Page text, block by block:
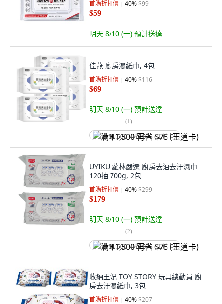
首購折扣價 40%$99
$59
明天 8/10 (一) 預計送達
佳燕 廚房濕紙巾, 4包
首購折扣價 40%$116
$69
明天 8/10 (一) 預計送達
(1)
满 $1,500 再省 $75 (王道卡)
UYIKU 蘿林嚴選 廚房去油去汙濕巾
120抽 700g, 2包
首購折扣價 40%$299
$179
明天 8/10 (一) 預計送達
(2)
满 $1,500 再省 $75 (王道卡)
收納王妃 TOY STORY 玩具總動員 廚
房去汙濕紙巾, 3包
首購折扣價 40%$207